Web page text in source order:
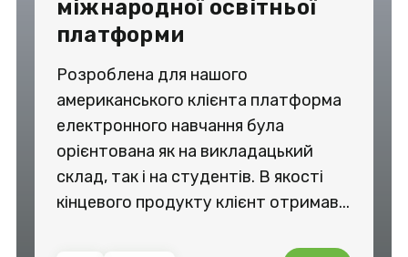
міжнародної освітньої
платформи
Розроблена для нашого
американського клієнта платформа
електронного навчання була
орієнтована як на викладацький
склад, так і на студентів. В якості
кінцевого продукту клієнт отримав...